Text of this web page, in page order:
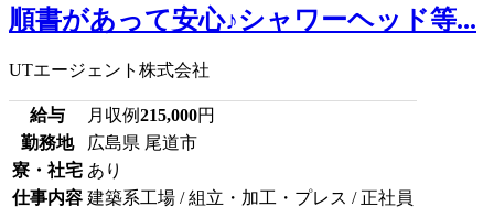
順書があって安心♪シャワーヘッド等...
UTエージェント株式会社
給与 月収例215,000円
勤務地
広島県 尾道市
寮・社宅 あり
仕事内容 建築系工場 / 組立・加工・プレス / 正社員